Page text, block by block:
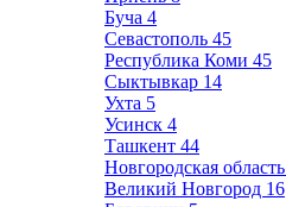
Буча 4
Севастополь 45
Республика Коми 45
Сыктывкар 14
Ухта 5
Усинск 4
Ташкент 44
Новгородская область
Великий Новгород 16